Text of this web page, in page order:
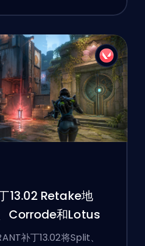
13.02 Retake地
Corrode和Lotus
补丁13.02将Split、